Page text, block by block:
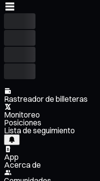
Rastreador de billeteras
Monitoreo
Posiciones
Lista de seguimiento
App
Acerca de